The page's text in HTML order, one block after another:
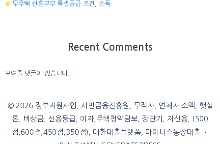
무주택 신혼부부 특별공급 조건, 소득
Recent Comments
보여줄 댓글이 없습니다.
© 2026 정부지원사업, 서민금융진흥원, 무직자, 연체자 소액, 햇살
론, 비상금, 신용등급, 이자,주택청약담보, 장단기, 저신용, (500
점,600점,450점,350점), 대환대출플랫폼, 마이너스통장대출 •